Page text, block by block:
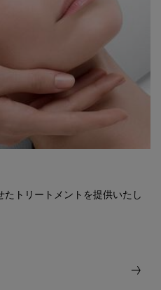
トリートメントを提供いたし